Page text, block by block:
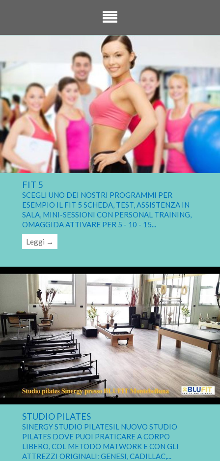
FIT 5
SCEGLI UNO DEI NOSTRI PROGRAMMI PER
ESEMPIO IL FIT 5 SCHEDA, TEST, ASSISTENZA IN
SALA, MINI-SESSIONI CON PERSONAL TRAINING,
OMAGGIDA ATTIVARE PER 5 - 10 - 15...
Leggi →
STUDIO PILATES
SINERGY STUDIO PILATESIL NUOVO STUDIO
PILATES DOVE PUOI PRATICARE A CORPO
LIBERO, COL METODO MATWORK E CON GLI
ATTREZZI ORIGINALI: GENESI, CADILLAC,...